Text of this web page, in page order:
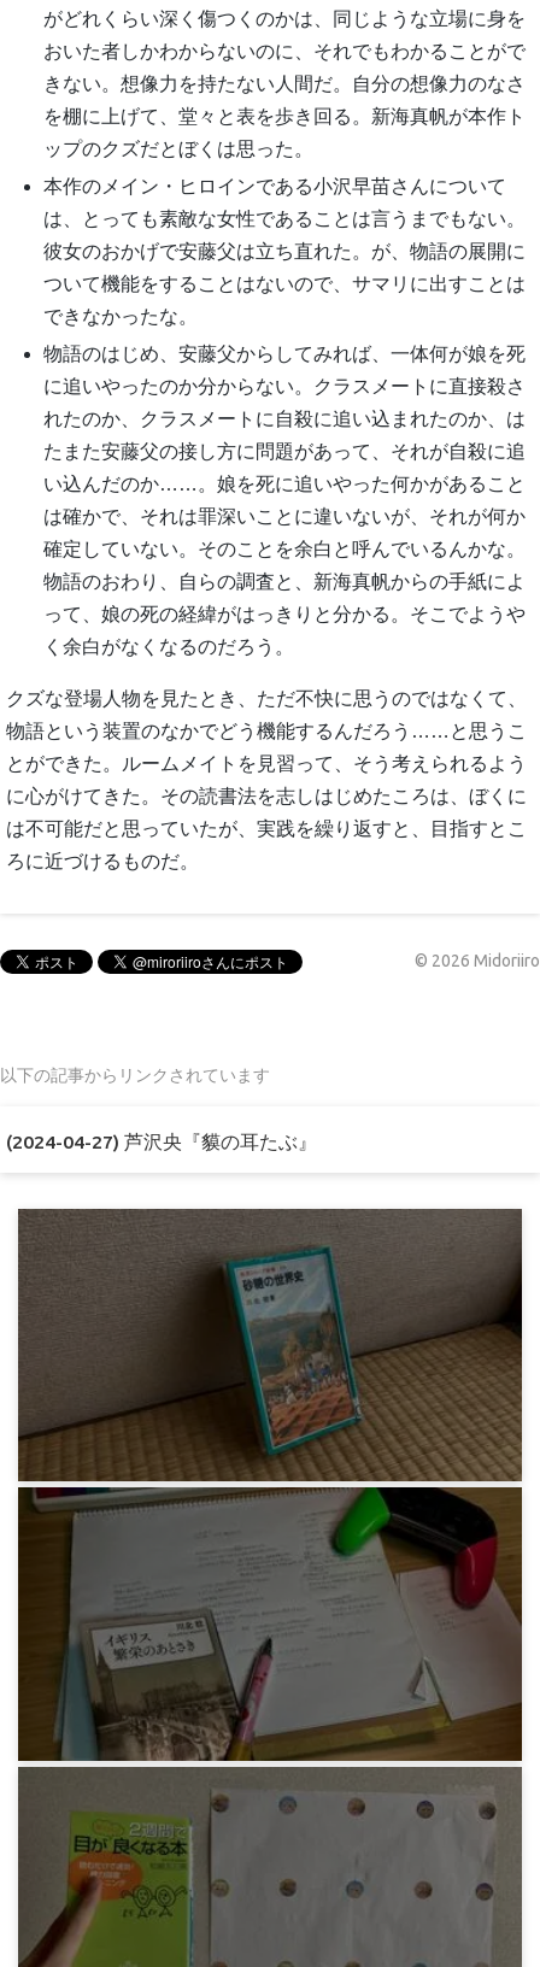
がどれくらい深く傷つくのかは、同じような立場に身を
おいた者しかわからないのに、それでもわかることがで
きない。想像力を持たない人間だ。自分の想像力のなさ
を棚に上げて、堂々と表を歩き回る。新海真帆が本作ト
ップのクズだとぼくは思った。
本作のメイン・ヒロインである小沢早苗さんについて
は、とっても素敵な女性であることは言うまでもない。
彼女のおかげで安藤父は立ち直れた。が、物語の展開に
ついて機能をすることはないので、サマリに出すことは
できなかったな。
物語のはじめ、安藤父からしてみれば、一体何が娘を死
に追いやったのか分からない。クラスメートに直接殺さ
れたのか、クラスメートに自殺に追い込まれたのか、は
たまた安藤父の接し方に問題があって、それが自殺に追
い込んだのか……。娘を死に追いやった何かがあること
は確かで、それは罪深いことに違いないが、それが何か
確定していない。そのことを余白と呼んでいるんかな。
物語のおわり、自らの調査と、新海真帆からの手紙によ
って、娘の死の経緯がはっきりと分かる。そこでようや
く余白がなくなるのだろう。
クズな登場人物を見たとき、ただ不快に思うのではなくて、
物語という装置のなかでどう機能するんだろう……と思うこ
とができた。ルームメイトを見習って、そう考えられるよう
に心がけてきた。その読書法を志しはじめたころは、ぼくに
は不可能だと思っていたが、実践を繰り返すと、目指すとこ
ろに近づけるものだ。
© 2026 Midoriiro
以下の記事からリンクされています
(2024-04-27) 芦沢央『貘の耳たぶ』
川北稔『砂糖の世界史』
3年前
川北稔『イギリス 繁栄のあとさき』